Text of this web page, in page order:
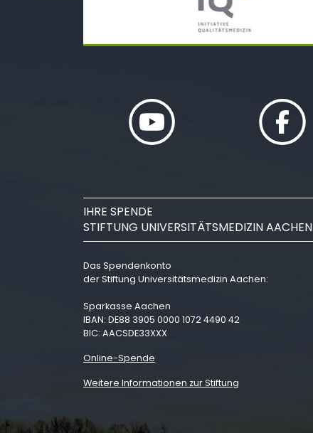
IHRE SPENDE
STIFTUNG UNIVERSITÄTSMEDIZIN AACHEN
Das Spendenkonto
der Stiftung Universitätsmedizin Aachen:
Sparkasse Aachen
IBAN: DE88 3905 0000 1072 4490 42
BIC: AACSDE33XXX
Online-Spende
Weitere Informationen zur Stiftung